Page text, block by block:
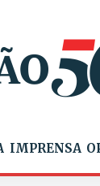
IMPRENSA